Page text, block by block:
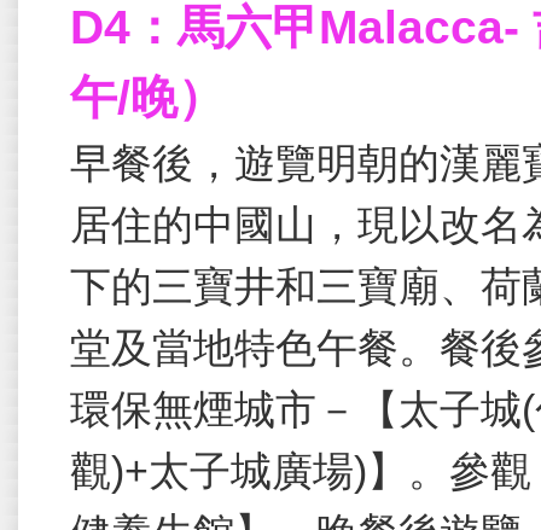
D4：馬六甲
午/晚）
早餐後，遊覽明朝的漢麗
居住的中國山，現以改
下的三寶井和三寶廟、
堂及當地特色午餐。餐
環保無煙城市－【太子城
觀)+太子城廣場)】。參